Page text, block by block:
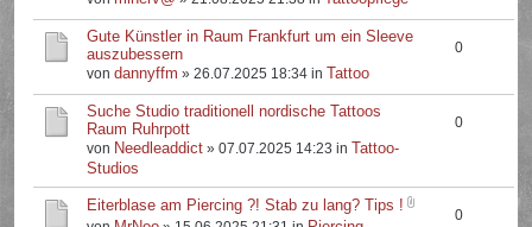
Gute Künstler in Raum Frankfurt um ein Sleeve
auszubessern
vondannyffm » 26.07.2025 18:34 in Tattoo
0
Suche Studio traditionell nordische Tattoos
Raum Ruhrpott
von Needleaddict » 07.07.2025 14:23 in Tattoo-
Studios
0
Eiterblase am Piercing ?! Stab zu lang? Tips !
0